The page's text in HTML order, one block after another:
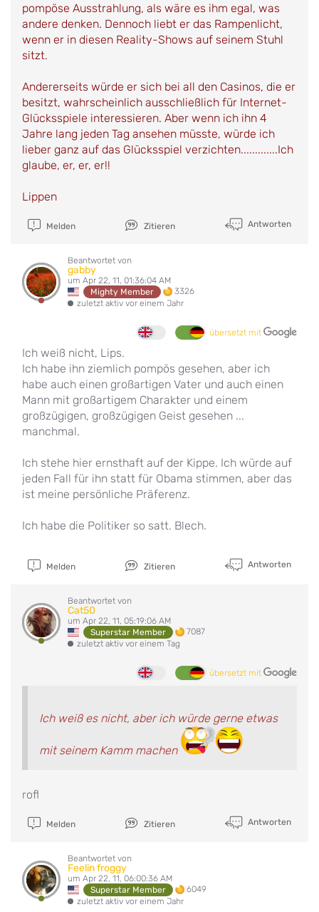
pompöse Ausstrahlung, als wäre es ihm egal, was
andere denken. Dennoch liebt er das Rampenlicht,
wenn er in diesen Reality-Shows auf seinem Stuhl
sitzt.
Andererseits würde er sich bei all den Casinos, die er
besitzt, wahrscheinlich ausschließlich für Internet-
Glücksspiele interessieren. Aber wenn ich ihn 4
Jahre lang jeden Tag ansehen müsste, würde ich
lieber ganz auf das Glücksspiel verzichten.............Ich
glaube, er, er, er!!
Lippen
Melden Zitieren Antworten
Beantwortet von
gabby
um Apr 22, 11, 01:36:04 AM
Mighty Member
3326
zuletzt aktiv vor einem Jahr
übersetzt mit
Ich weiß nicht, Lips.
Ich habe ihn ziemlich pompös gesehen, aber ich
habe auch einen großartigen Vater und auch einen
Mann mit großartigem Charakter und einem
großzügigen, großzügigen Geist gesehen ...
manchmal.
Ich stehe hier ernsthaft auf der Kippe. Ich würde auf
jeden Fall für ihn statt für Obama stimmen, aber das
ist meine persönliche Präferenz.
Ich habe die Politiker so satt. Blech.
Melden Zitieren Antworten
Beantwortet von
Cat50
um Apr 22, 11, 05:19:06 AM
Superstar Member
7087
zuletzt aktiv vor einem Tag
übersetzt mit
Ich weiß es nicht, aber ich würde gerne etwas
mit seinem Kamm machen
rofl
Melden Zitieren Antworten
Beantwortet von
Feelin froggy
um Apr 22, 11, 06:00:36 AM
Superstar Member
6049
zuletzt aktiv vor einem Jahr